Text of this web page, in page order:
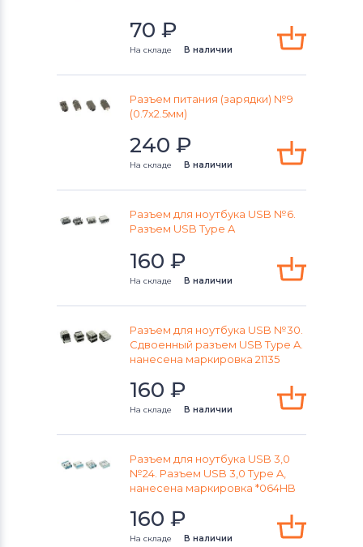
70 ₽
На складе В наличии
Разъем питания (зарядки) №9
(0.7х2.5мм)
240 ₽
На складе В наличии
Разъем для ноутбука USB №6.
Разъем USB Type A
160 ₽
На складе В наличии
Разъем для ноутбука USB №30.
Cдвоенный разъем USB Type A.
нанесена маркировка 21135
160 ₽
На складе В наличии
Разъем для ноутбука USB 3,0
№24. Разъем USB 3,0 Type A,
нанесена маркировка *064HB
160 ₽
На складе В наличии